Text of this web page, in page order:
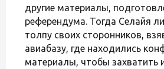
другие материалы,
референдума. Тогда Селайя
толпу своих сторонников,
авиабазу, где находились
материалы, чтобы захватить